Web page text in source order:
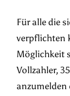
Für alle die
verpflichten
Möglichkeit
Vollzahler,
anzumelden